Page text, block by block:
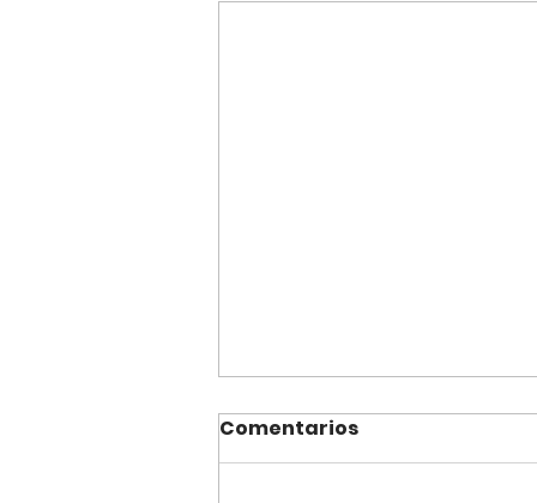
Comentarios